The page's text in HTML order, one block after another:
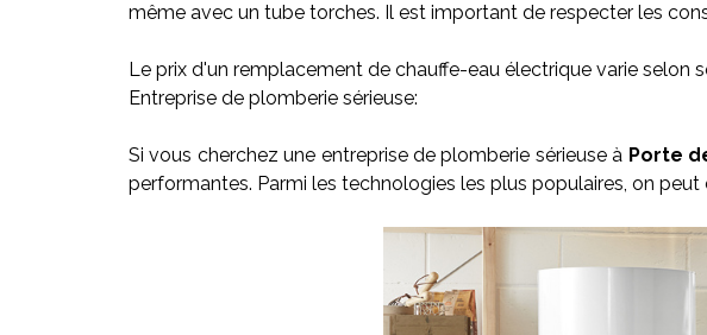
même avec un tube torches. Il est important de respecter les
Le prix d'un remplacement de chauffe-eau électrique varie selon
Entreprise de plomberie sérieuse:
Si vous cherchez une entreprise de plomberie sérieuse à Porte
performantes. Parmi les technologies les plus populaires, on peut